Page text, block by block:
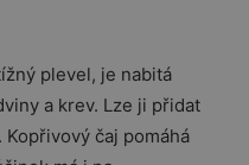
plevel, je nabitá
a krev. Lze ji přidat
čaj pomáhá